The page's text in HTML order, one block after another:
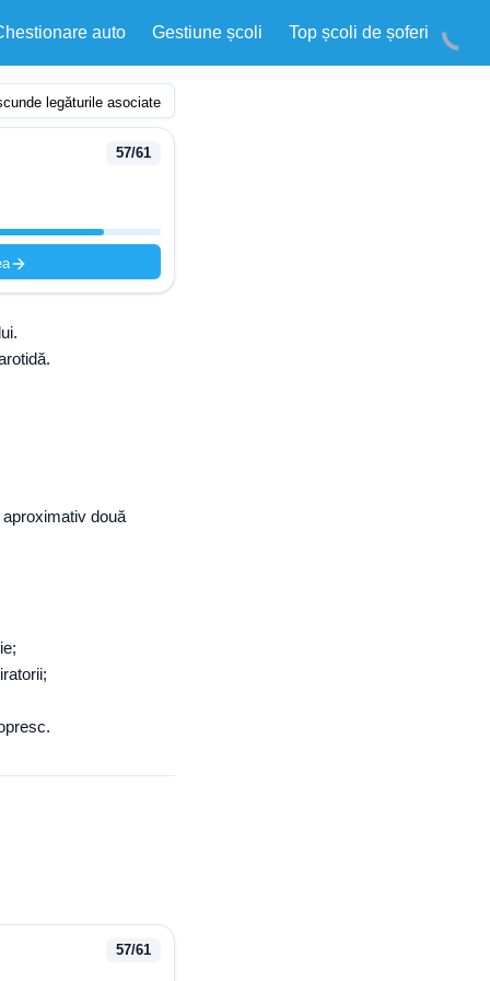
auto Gestiune școli Top școli de șoferi
legăturile asociate
57/61
două
57/61